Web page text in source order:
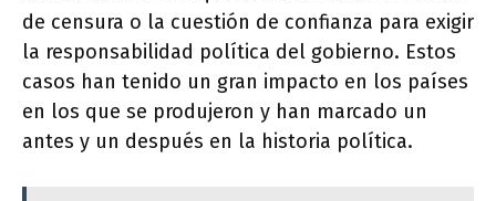
de censura o la cuestión de confianza para exigir
la responsabilidad política del gobierno. Estos
casos han tenido un gran impacto en los países
en los que se produjeron y han marcado un
antes y un después en la historia política.